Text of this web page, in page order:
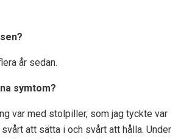
år sedan.
symtom?
var med stolpiller, som jag tyckte var
att sätta i och svårt att hålla. Under